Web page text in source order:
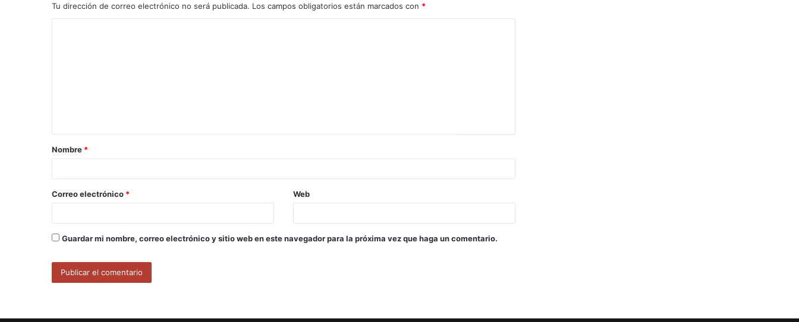
Tu dirección de correo electrónico no será publicada. Los campos obligatorios están marcados con *
a
r
*
Nombre *
Correo electrónico * Web
Guardar mi nombre, correo electrónico y sitio web en este navegador para la próxima vez que haga un comentario.